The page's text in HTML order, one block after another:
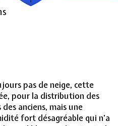
pas de neige, cette
pour la distribution des
des anciens, mais une
fort désagréable qui n'a